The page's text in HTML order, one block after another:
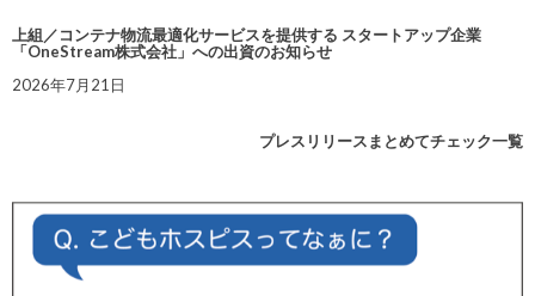
上組／コンテナ物流最適化サービスを提供する スタートアップ企業
「OneStream株式会社」への出資のお知らせ
2026年7月21日
プレスリリースまとめてチェック一覧